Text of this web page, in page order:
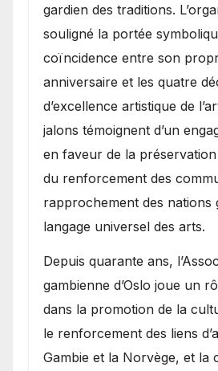
gardien des traditions.
souligné la portée
coïncidence entre son
anniversaire et les quatre
d’excellence artistique de
jalons témoignent d’un
en faveur de la
du renforcement des
rapprochement des nations
langage universel des arts.
​Depuis quarante ans,
gambienne d’Oslo joue un
dans la promotion de la
le renforcement des liens
Gambie et la Norvège, et la